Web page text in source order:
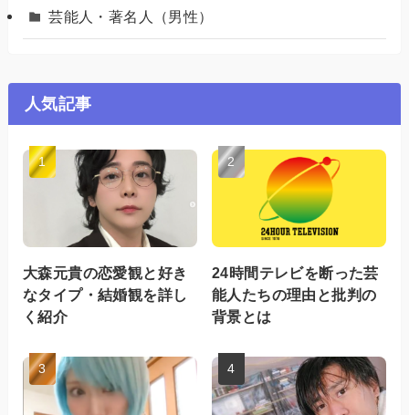
芸能人・著名人（男性）
人気記事
大森元貴の恋愛観と好き
なタイプ・結婚観を詳し
く紹介
24時間テレビを断った芸
能人たちの理由と批判の
背景とは